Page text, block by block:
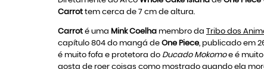
Carrot tem cerca de 7 cm de altura.
Carrot é uma Mink Coelha membro da Tribo dos
capítulo 804 do mangá de One Piece, publicado em
é muito fofa e protetora do Ducado Mokomoe é muito
gosta de roer coisas como mostrado quando ela